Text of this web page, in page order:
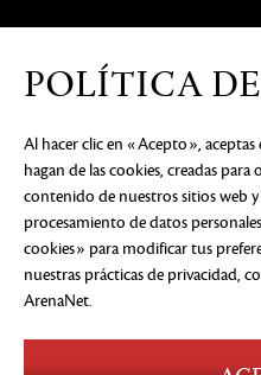
AVISO DE PRIVACIDAD
VENDER NI COMPARTIR MI
PERSONAL
PREFERENCIAS
©2026 ArenaNet, LLC.
derechos. Todas las
propiedad de sus
Blood and Gore
POLÍTICA
Al hacer clic en «Acepto»,
hagan de las cookies, creadas
contenido de nuestros sitios web y
procesamiento de datos
cookies» para modificar tus
nuestras prácticas de privacidad,
ArenaNet.